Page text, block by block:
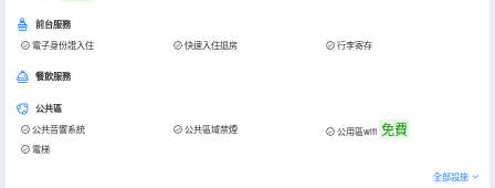
前台服務
電子身份證入住 快速入住退房 行李寄存
餐飲服務
公共區
公共音響系統 公共區域禁煙 公用區wifi 免費
電梯
全部設施